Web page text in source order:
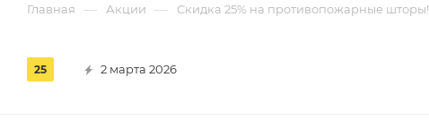
Главная — Акции — Скидка 25% на противопожарные шторы!
25 2 марта 2026